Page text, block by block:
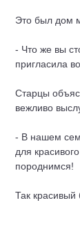
Это был дом
- Что же вы
пригласила
Старцы
вежливо
- В нашем
для
породнимся!
Так